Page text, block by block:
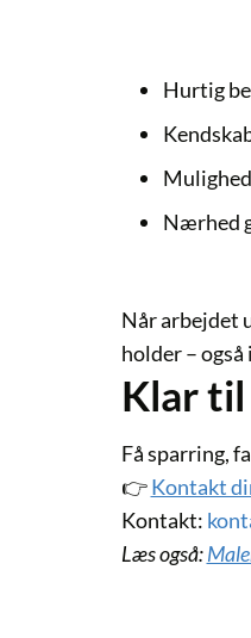
Hurtig
Nærhed
Når arbejdet
holder –
Klar
Få sparring,
👉Kontakt
Kontakt:
Læs også: